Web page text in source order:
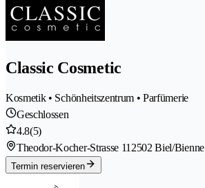
Classic Cosmetic
Kosmetik • Schönheitszentrum • Parfümerie
Geschlossen
4.8(5)
Theodor-Kocher-Strasse 11 2502 Biel/Bienne
Termin reservieren